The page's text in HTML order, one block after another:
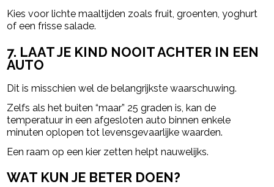
Kies voor lichte maaltijden zoals fruit, groenten, yoghurt
of een frisse salade.
7. LAAT JE KIND NOOIT ACHTER IN EEN
AUTO
Dit is misschien wel de belangrijkste waarschuwing.
Zelfs als het buiten “maar” 25 graden is, kan de
temperatuur in een afgesloten auto binnen enkele
minuten oplopen tot levensgevaarlijke waarden.
Een raam op een kier zetten helpt nauwelijks.
WAT KUN JE BETER DOEN?